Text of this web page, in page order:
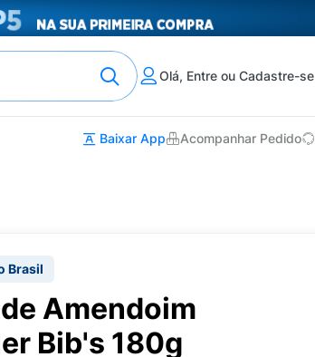
Olá, Entre ou Cadastre-se
Baixar App Acompanhar Pedido
Brasil
Amendoim
Bib's 180g